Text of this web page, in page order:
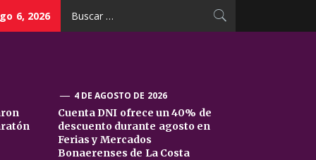
6, 2026
4 DE AGOSTO DE 2026
Cuenta DNI ofrece un 40% de
descuento durante agosto en
Ferias y Mercados
Bonaerenses de La Costa